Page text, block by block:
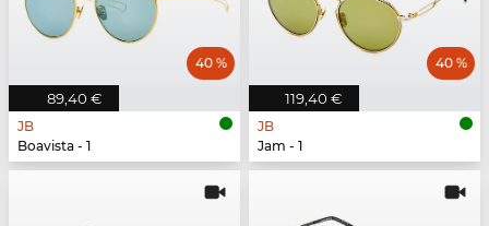
89,40 €
40 %
JB
Boavista - 1
119,40 €
40 %
JB
Jam - 1